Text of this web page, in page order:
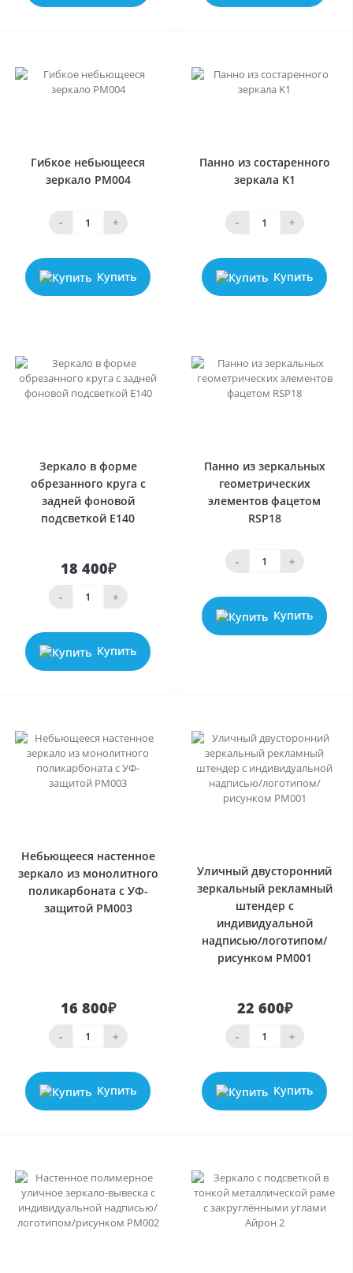
Гибкое небьющееся
зеркало PM004
- +
Купить
Панно из состаренного
зеркала K1
- +
Купить
Зеркало в форме
обрезанного круга с
задней фоновой
подсветкой E140
18 400₽
- +
Купить
Панно из зеркальных
геометрических
элементов фацетом
RSP18
- +
Купить
Небьющееся настенное
зеркало из монолитного
поликарбоната с УФ-
защитой PM003
16 800₽
- +
Купить
Уличный двусторонний
зеркальный рекламный
штендер с
индивидуальной
надписью/логотипом/
рисунком PM001
22 600₽
- +
Купить